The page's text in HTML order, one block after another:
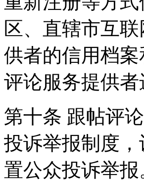
区、直辖市互
供者的信用档
评论服务提供
第十条 跟帖评
投诉举报制度
置公众投诉举